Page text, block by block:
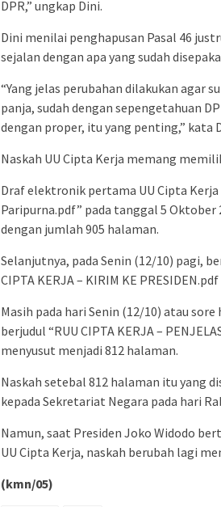
DPR,” ungkap Dini.
Dini menilai penghapusan Pasal 46
sejalan dengan apa yang sudah
“Yang jelas perubahan dilakukan agar
panja, sudah dengan sepengetahuan
dengan proper, itu yang penting,” kata
Naskah UU Cipta Kerja memang
Draf elektronik pertama UU Cipta Kerja
Paripurna.pdf” pada tanggal 5 Oktober
dengan jumlah 905 halaman.
Selanjutnya, pada Senin (12/10) pagi,
CIPTA KERJA – KIRIM KE
Masih pada hari Senin (12/10) atau
berjudul “RUU CIPTA KERJA –
menyusut menjadi 812 halaman.
Naskah setebal 812 halaman itu yang
kepada Sekretariat Negara pada hari
Namun, saat Presiden Joko Widodo
UU Cipta Kerja, naskah berubah lagi
(kmn/05)